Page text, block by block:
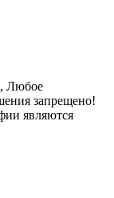
Любое
запрещено!
являются